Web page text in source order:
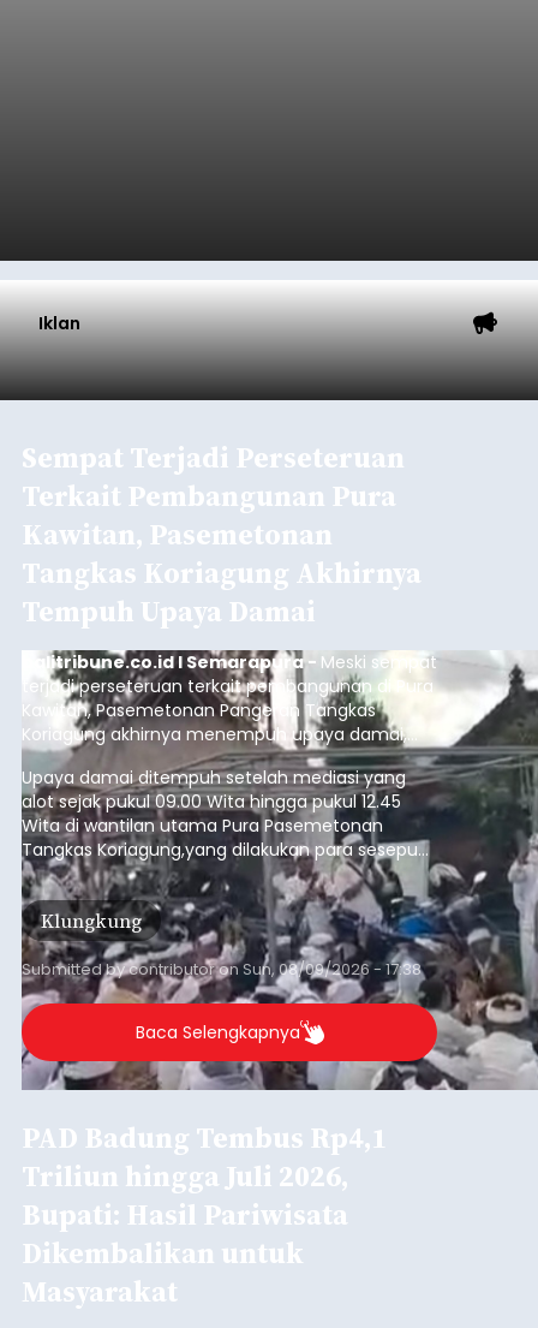
Iklan
Sempat Terjadi Perseteruan
Terkait Pembangunan Pura
Kawitan, Pasemetonan
Tangkas Koriagung Akhirnya
Tempuh Upaya Damai
balitribune.co.id I Semarapura - Meski sempat
terjadi perseteruan terkait pembangunan di Pura
Kawitan, Pasemetonan Pangeran Tangkas
Koriagung akhirnya menempuh upaya damai,
pada Minggu (9/8/2026).
Upaya damai ditempuh setelah mediasi yang
alot sejak pukul 09.00 Wita hingga pukul 12.45
Wita di wantilan utama Pura Pasemetonan
Tangkas Koriagung,yang dilakukan para sesepuh
kedua belah pihak yang berseberangan.
Klungkung
Submitted bycontributoronSun, 08/09/2026 - 17:38
Baca Selengkapnya
PAD Badung Tembus Rp4,1
Triliun hingga Juli 2026,
Bupati: Hasil Pariwisata
Dikembalikan untuk
Masyarakat